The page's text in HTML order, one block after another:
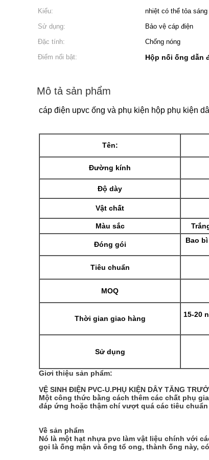
Kiểu:
nhiệt có thể tỏa sáng
Sử dụng:
Bảo vệ cáp điện
Đặc tính:
Chống nóng
Điểm nổi bật:
Hộp nối ống dẫn
Mô tả sản phẩm
cáp điện upvc ống và phụ kiện hộp phụ kiện
Tên:
Đường kính
Độ dày
Vật chất
Màu sắc
Đóng gói
Bao
Tiêu chuẩn
MOQ
Thời gian giao hàng
15-20
Sử dụng
Giơi thiệu sản phẩm:
VỆ SINH ĐIỆN PVC-U.PHỤ KIỆN DÂY TĂNG
Một công thức bằng cách thêm các chất phụ
đáp ứng hoặc thậm chí vượt quá các tiêu
Về sản phẩm
Nó là một hạt nhựa pvc làm vật liệu chính với
gọi là ống mận và ống tổ ong, thành ống này,